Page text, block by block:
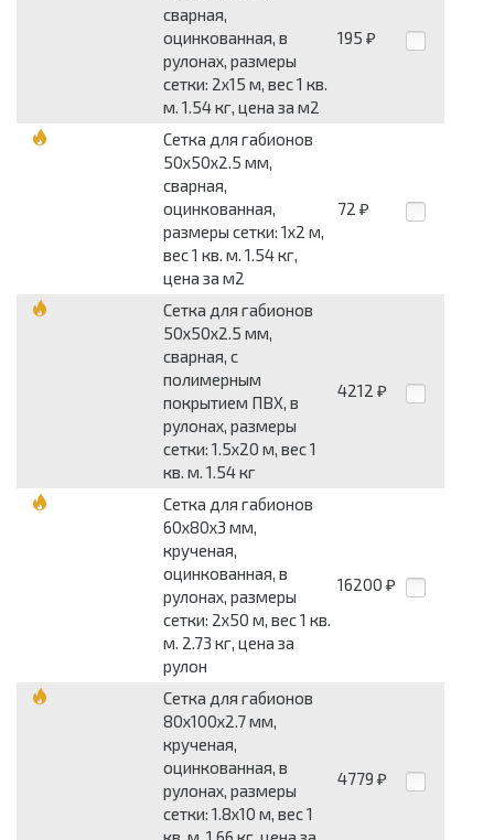
сварная,
оцинкованная, в
рулонах, размеры
сетки: 2x15 м, вес 1 кв.
м. 1.54 кг, цена за м2
195 ₽
Сетка для габионов
50x50x2.5 мм,
сварная,
оцинкованная,
размеры сетки: 1x2 м,
вес 1 кв. м. 1.54 кг,
цена за м2
72 ₽
Сетка для габионов
50x50x2.5 мм,
сварная, с
полимерным
покрытием ПВХ, в
рулонах, размеры
сетки: 1.5x20 м, вес 1
кв. м. 1.54 кг
4212 ₽
Сетка для габионов
60x80x3 мм,
крученая,
оцинкованная, в
рулонах, размеры
сетки: 2x50 м, вес 1 кв.
м. 2.73 кг, цена за
рулон
16200 ₽
Сетка для габионов
80x100x2.7 мм,
крученая,
оцинкованная, в
рулонах, размеры
сетки: 1.8x10 м, вес 1
4779 ₽